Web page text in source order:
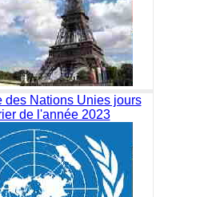
des Nations Unies jours
de l'année 2023